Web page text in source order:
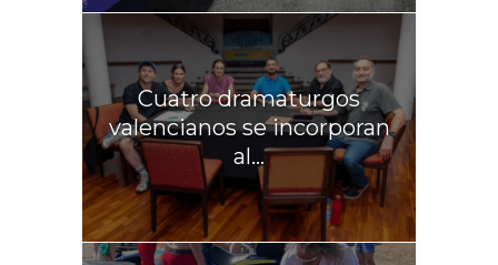
Cuatro dramaturgos
valencianos se incorporan
al...